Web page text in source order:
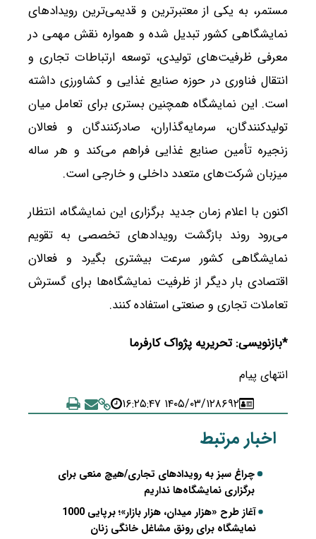
مستمر، به یکی از معتبرترین و قدیمی‌ترین رویدادهای
نمایشگاهی کشور تبدیل شده و همواره نقش مهمی در
معرفی ظرفیت‌های تولیدی، توسعه ارتباطات تجاری و
انتقال فناوری در حوزه صنایع غذایی و کشاورزی داشته
است. این نمایشگاه همچنین بستری برای تعامل میان
تولیدکنندگان، سرمایه‌گذاران، صادرکنندگان و فعالان
زنجیره تأمین صنایع غذایی فراهم می‌کند و هر ساله
میزبان شرکت‌های متعدد داخلی و خارجی است.
اکنون با اعلام زمان جدید برگزاری این نمایشگاه، انتظار
می‌رود روند بازگشت رویدادهای تخصصی به تقویم
نمایشگاهی کشور سرعت بیشتری بگیرد و فعالان
اقتصادی بار دیگر از ظرفیت نمایشگاه‌ها برای گسترش
تعاملات تجاری و صنعتی استفاده کنند.
*بازنویسی: تحریریه پژواک کارفرما
انتهای پیام
۸۶۹۲۱۴۰۵/۰۳/۱۲ ۱۶:۲۵:۴۷
اخبار مرتبط
چراغ سبز به رویدادهای تجاری/هیچ منعی برای
برگزاری نمایشگاه‌ها نداریم
آغاز طرح «هزار میدان، هزار بازار»؛ برپایی 1000
نمایشگاه برای رونق مشاغل خانگی زنان